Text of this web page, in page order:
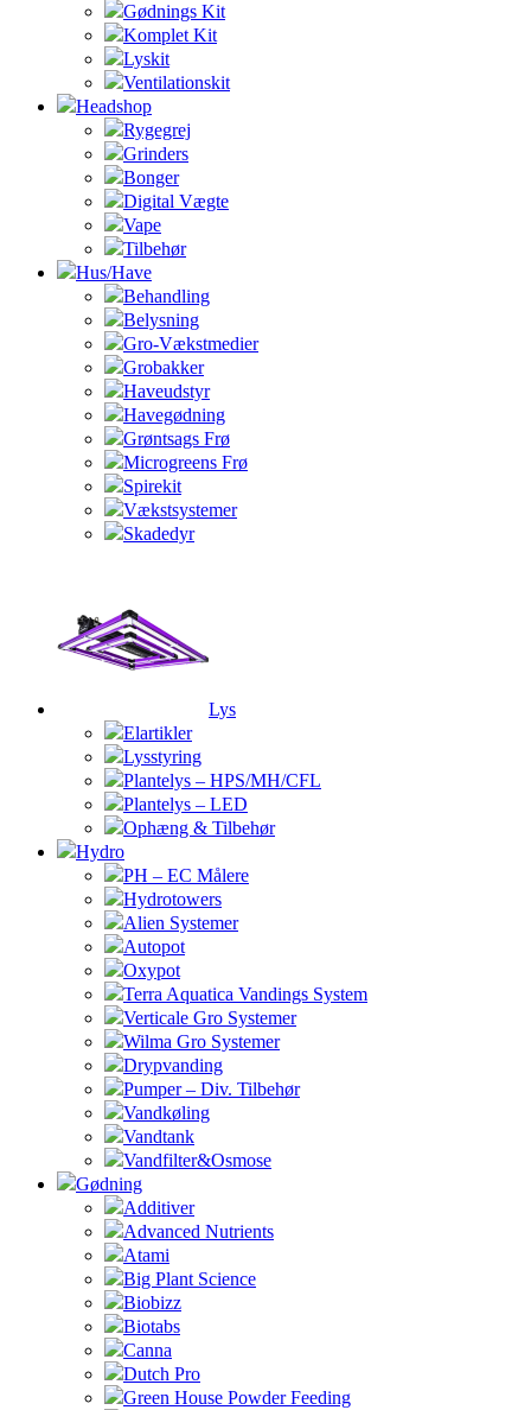
Gødnings Kit
Komplet Kit
Lyskit
Ventilationskit
Headshop
Rygegrej
Grinders
Bonger
Digital Vægte
Vape
Tilbehør
Hus/Have
Behandling
Belysning
Gro-Vækstmedier
Grobakker
Haveudstyr
Havegødning
Grøntsags Frø
Microgreens Frø
Spirekit
Vækstsystemer
Skadedyr
Lys
Elartikler
Lysstyring
Plantelys – HPS/MH/CFL
Plantelys – LED
Ophæng & Tilbehør
Hydro
PH – EC Målere
Hydrotowers
Alien Systemer
Autopot
Oxypot
Terra Aquatica Vandings System
Verticale Gro Systemer
Wilma Gro Systemer
Drypvanding
Pumper – Div. Tilbehør
Vandkøling
Vandtank
Vandfilter&Osmose
Gødning
Additiver
Advanced Nutrients
Atami
Big Plant Science
Biobizz
Biotabs
Canna
Dutch Pro
Green House Powder Feeding